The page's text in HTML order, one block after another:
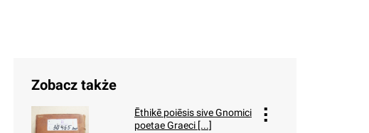
Zobacz także
Ēthikē poiēsis sive Gnomici
poetae Graeci [...]